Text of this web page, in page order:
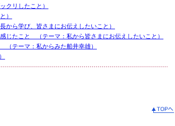
クリしたこと）
）
ら学び、皆さまにお伝えしたいこと）
じたこと （テーマ：私から皆さまにお伝えしたいこと）
テーマ：私からみた船井幸雄）